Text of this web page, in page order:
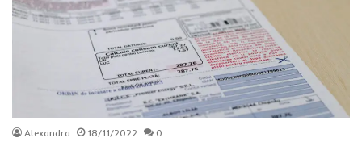
Alexandra 18/11/2022 0